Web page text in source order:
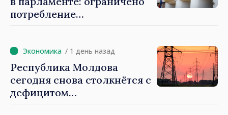
потребление
/ 1 день назад
Республика Молдова
сегодня снова столкнётся с
дефицитом